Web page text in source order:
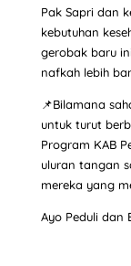
Pak Sapri dan
kebutuhan
gerobak baru
nafkah lebih
📌Bilamana
untuk turut
Program KAB
uluran tangan
mereka yang
Ayo Peduli dan